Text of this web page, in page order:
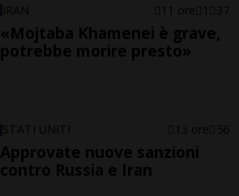
IRAN 11 ore 1 37
«Mojtaba Khamenei è grave,
potrebbe morire presto»
STATI UNITI 13 ore 56
Approvate nuove sanzioni
contro Russia e Iran